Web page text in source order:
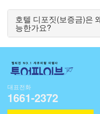
호텔 디포짓(보증금)은
능한가요?
대표전화
1661-2372